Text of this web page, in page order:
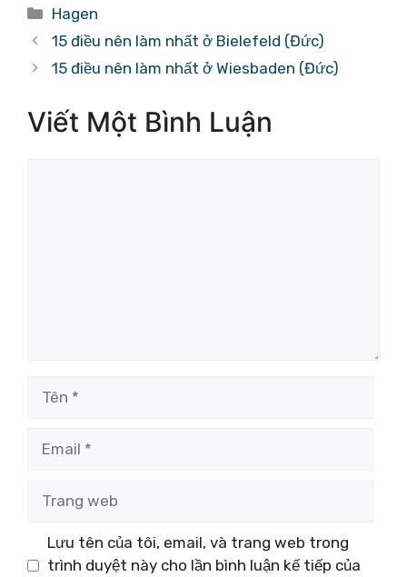
Danh
mục
Hagen
15 điều nên làm nhất ở Bielefeld (Đức)
15 điều nên làm nhất ở Wiesbaden (Đức)
Viết Một Bình Luận
web
Lưu tên của tôi, email, và trang web trong
trình duyệt này cho lần bình luận kế tiếp của